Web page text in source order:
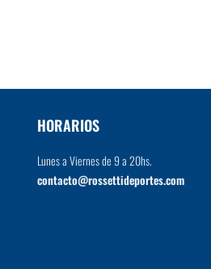
HORARIOS
Lunes a Viernes de 9 a 20hs.
contacto@rossettideportes.com